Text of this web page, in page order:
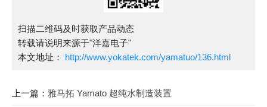
扫描二维码及时获取产品动态
转载请说明来源于"洋嘉电子"
本文地址：
http://www.yokatek.com/yamatuo/136.html
上一篇： 雅马拓 Yamato 超纯水制造装置